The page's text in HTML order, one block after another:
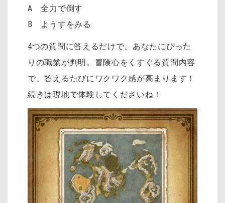
A 全力で倒す
B ようすをみる
4つの質問に答えるだけで、あなたにぴった
りの職業が判明。冒険心をくすぐる質問内容
で、答えるたびにワクワク感が高まります！
続きは現地で体験してくださいね！